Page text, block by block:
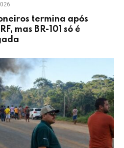
termina após
mas BR-101 só é